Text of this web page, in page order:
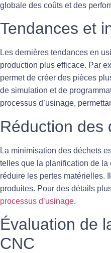
globale des coûts et des
Tendances et
Les dernières tendances en
production plus efficace. Par
permet de créer des pièces
de simulation et de
processus d’usinage,
Réduction des
La minimisation des déchets
telles que la planification de la
réduire les pertes matérielles.
produites. Pour des détails
processus d’usinage.
Évaluation de
CNC